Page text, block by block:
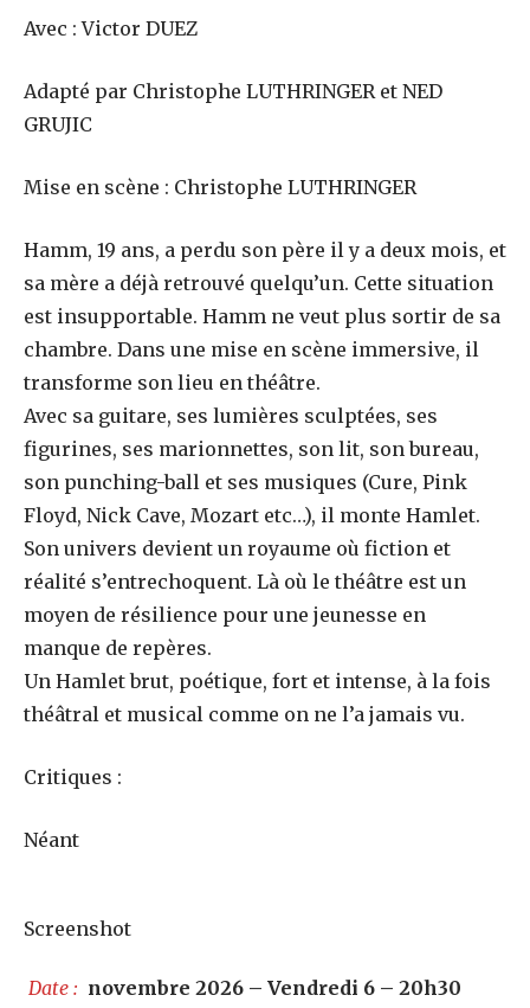
Avec : Victor DUEZ
Adapté par Christophe LUTHRINGER et NED
GRUJIC
Mise en scène : Christophe LUTHRINGER
Hamm, 19 ans, a perdu son père il y a deux mois, et
sa mère a déjà retrouvé quelqu’un. Cette situation
est insupportable. Hamm ne veut plus sortir de sa
chambre. Dans une mise en scène immersive, il
transforme son lieu en théâtre.
Avec sa guitare, ses lumières sculptées, ses
figurines, ses marionnettes, son lit, son bureau,
son punching-ball et ses musiques (Cure, Pink
Floyd, Nick Cave, Mozart etc…), il monte Hamlet.
Son univers devient un royaume où fiction et
réalité s’entrechoquent. Là où le théâtre est un
moyen de résilience pour une jeunesse en
manque de repères.
Un Hamlet brut, poétique, fort et intense, à la fois
théâtral et musical comme on ne l’a jamais vu.
Critiques :
Néant
Screenshot
Date : novembre 2026 – Vendredi 6 – 20h30